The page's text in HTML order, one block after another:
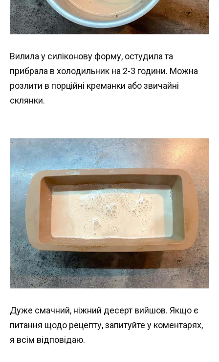
Вилила у силіконову форму, остудила та
прибрала в холодильник на 2-3 години. Можна
розлити в порційні креманки або звичайні
склянки.
Дуже смачний, ніжний десерт вийшов. Якщо є
питання щодо рецепту, запитуйте у коментарях,
я всім відповідаю.